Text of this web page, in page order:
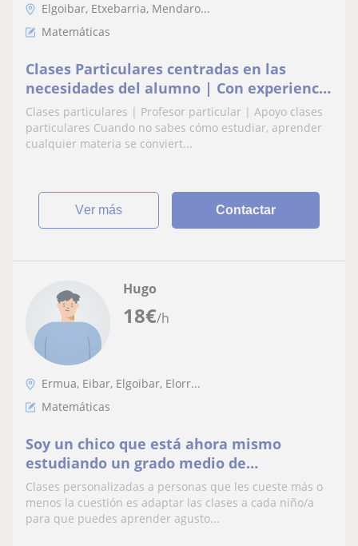
Elgoibar, Etxebarria, Mendaro...
Matemáticas
Clases Particulares centradas en las
necesidades del alumno | Con experiencia
en Centro Educativo
Clases particulares | Profesor particular | Apoyo clases
particulares Cuando no sabes cómo estudiar, aprender
cualquier materia se conviert...
ver más Contactar
18€/h
Hugo
Ermua, Eibar, Elgoibar, Elorr...
Matemáticas
Soy un chico que está ahora mismo
estudiando un grado medio de
administración me considero responsable
siempre intento ayudar
Clases personalizadas a personas que les cueste más o
menos la cuestión es adaptar las clases a cada niño/a
para que puedes aprender agusto...